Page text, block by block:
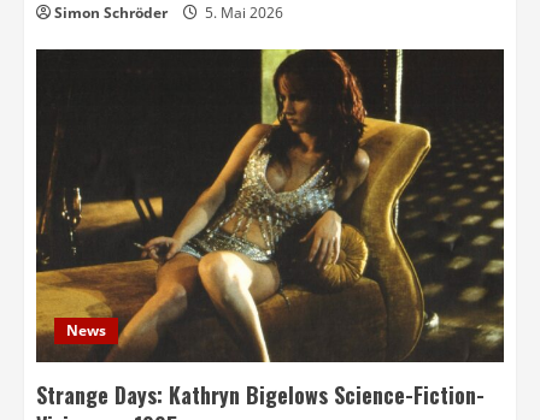
Simon Schröder 5. Mai 2026
News
Strange Days: Kathryn Bigelows Science-Fiction-